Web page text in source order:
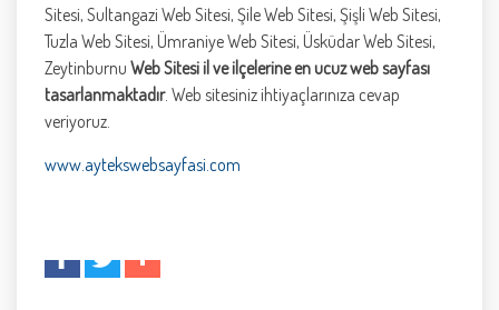
Sitesi, Sultangazi Web Sitesi, Şile Web Sitesi, Şişli Web Sitesi,
Tuzla Web Sitesi, Ümraniye Web Sitesi, Üsküdar Web Sitesi,
Zeytinburnu Web Sitesi il ve ilçelerine en ucuz web sayfası
tasarlanmaktadır. Web sitesiniz ihtiyaçlarınıza cevap
veriyoruz.
www.aytekswebsayfasi.com